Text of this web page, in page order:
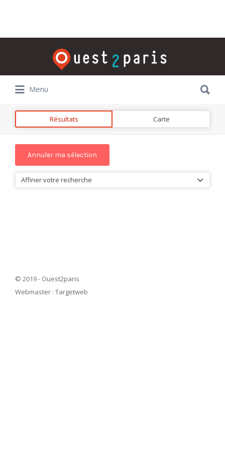
Rechercher:
Menu
Résultats Carte
Affiner votre recherche
© 2019 - Ouest2paris
Webmaster : Targetweb